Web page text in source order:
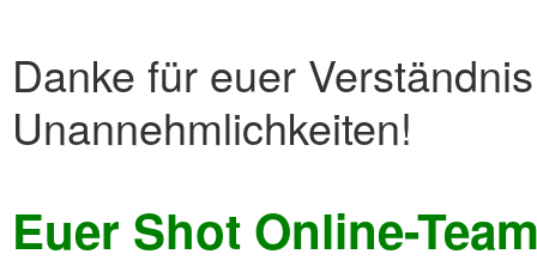
Danke für euer
Unannehmlichkeiten!
Euer Shot Online-